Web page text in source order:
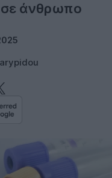
άνθρωπο